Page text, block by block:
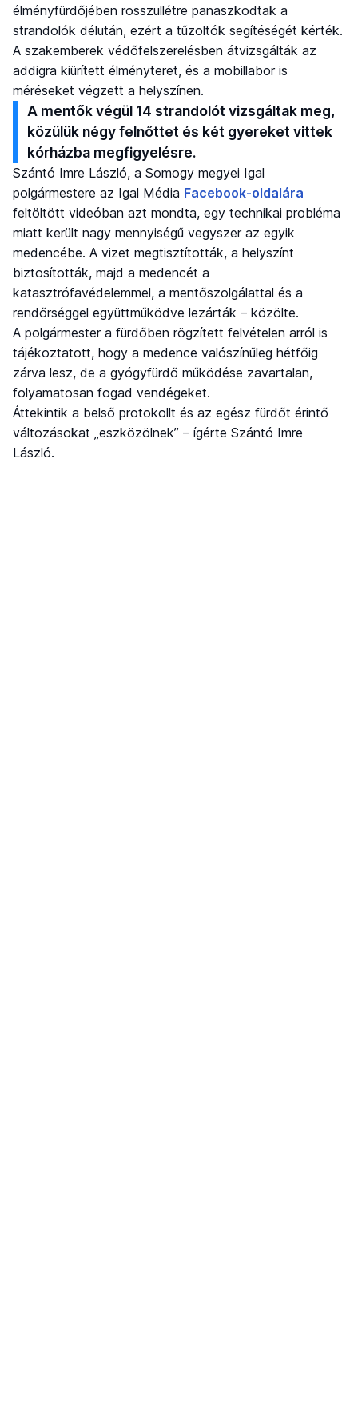
élményfürdőjében rosszullétre panaszkodtak a
strandolók délután, ezért a tűzoltók segítéségét kérték.
A szakemberek védőfelszerelésben átvizsgálták az
addigra kiürített élményteret, és a mobillabor is
méréseket végzett a helyszínen.
A mentők végül 14 strandolót vizsgáltak meg,
közülük négy felnőttet és két gyereket vittek
kórházba megfigyelésre.
Szántó Imre László, a Somogy megyei Igal
polgármestere az Igal Média Facebook-oldalára
feltöltött videóban azt mondta, egy technikai probléma
miatt került nagy mennyiségű vegyszer az egyik
medencébe. A vizet megtisztították, a helyszínt
biztosították, majd a medencét a
katasztrófavédelemmel, a mentőszolgálattal és a
rendőrséggel együttműködve lezárták – közölte.
A polgármester a fürdőben rögzített felvételen arról is
tájékoztatott, hogy a medence valószínűleg hétfőig
zárva lesz, de a gyógyfürdő működése zavartalan,
folyamatosan fogad vendégeket.
Áttekintik a belső protokollt és az egész fürdőt érintő
változásokat „eszközölnek” – ígérte Szántó Imre
László.